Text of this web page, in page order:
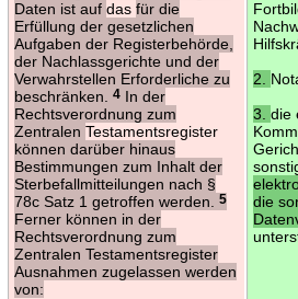
Daten ist auf das für die
Erfüllung der gesetzlichen
Aufgaben der Registerbehörde,
der Nachlassgerichte und der
Verwahrstellen Erforderliche zu
beschränken.
4In der
Rechtsverordnung zum
Zentralen Testamentsregister
können darüber hinaus
Bestimmungen zum Inhalt der
Sterbefallmitteilungen nach §
78c Satz 1 getroffen werden.
5
Ferner können in der
Rechtsverordnung zum
Zentralen Testamentsregister
Ausnahmen zugelassen werden
von:
2.
3. die
die